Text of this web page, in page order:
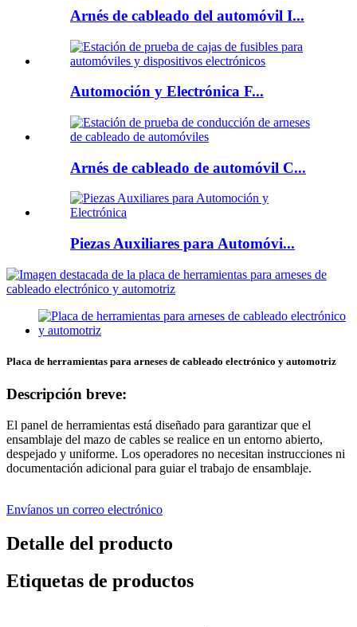
Arnés de cableado del automóvil I...
Automoción y Electrónica F...
Arnés de cableado de automóvil C...
Piezas Auxiliares para Automóvi...
Placa de herramientas para arneses de cableado electrónico y automotriz
Descripción breve:
El panel de herramientas está diseñado para garantizar que el
ensamblaje del mazo de cables se realice en un entorno abierto,
despejado y uniforme. Los operadores no necesitan instrucciones ni
documentación adicional para guiar el trabajo de ensamblaje.
Envíanos un correo electrónico
Detalle del producto
Etiquetas de productos